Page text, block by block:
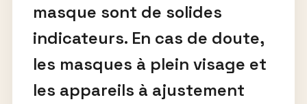
masque sont de solides
indicateurs. En cas de doute,
les masques à plein visage et
les appareils à ajustement